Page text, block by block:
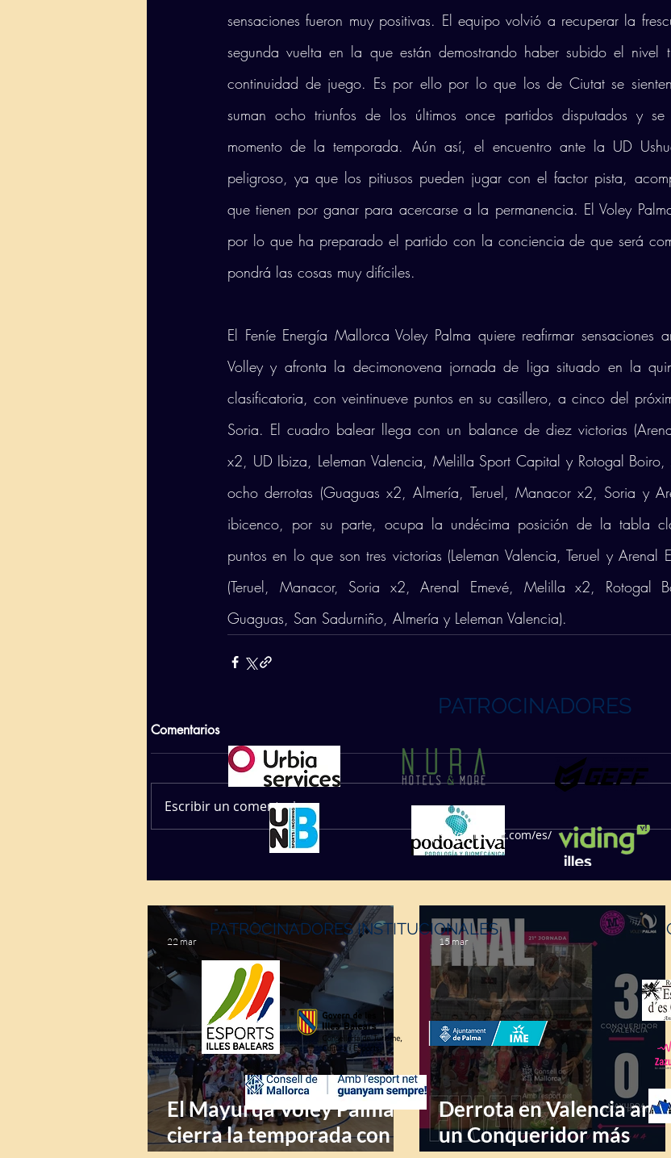
sensaciones fueron muy positivas. El equipo volvió a recuperar la
segunda vuelta en la que están demostrando haber subido el nivel
continuidad de juego. Es por ello por lo que los de Ciutat se
suman ocho triunfos de los últimos once partidos disputados y
momento de la temporada. Aún así, el encuentro ante la UD
peligroso, ya que los pitiusos pueden jugar con el factor pista,
que tienen por ganar para acercarse a la permanencia. El Voley
por lo que ha preparado el partido con la conciencia de que será
pondrá las cosas muy difíciles.
El Feníe Energía Mallorca Voley Palma quiere reafirmar sensaciones
Volley y afronta la decimonovena jornada de liga situado en la
clasificatoria, con veintinueve puntos en su casillero, a cinco del
Soria. El cuadro balear llega con un balance de diez victorias
x2, UD Ibiza, Leleman Valencia, Melilla Sport Capital y Rotogal Boiro,
ocho derrotas (Guaguas x2, Almería, Teruel, Manacor x2, Soria y
ibicenco, por su parte, ocupa la undécima posición de la tabla
puntos en lo que son tres victorias (Leleman Valencia, Teruel y Arenal
(Teruel, Manacor, Soria x2, Arenal Emevé, Melilla x2, Rotogal
Guaguas, San Sadurniño, Almería y Leleman Valencia).
Comentarios
Escribir un comentario...
El Mayurqa Voley Palma
cierra la temporada con
22 mar
Derrota en Valencia
un Conqueridor más
15 mar
PATROCINADORES
PATROCINADORES INSTITUCIONALES
https://geffsport.com/es/